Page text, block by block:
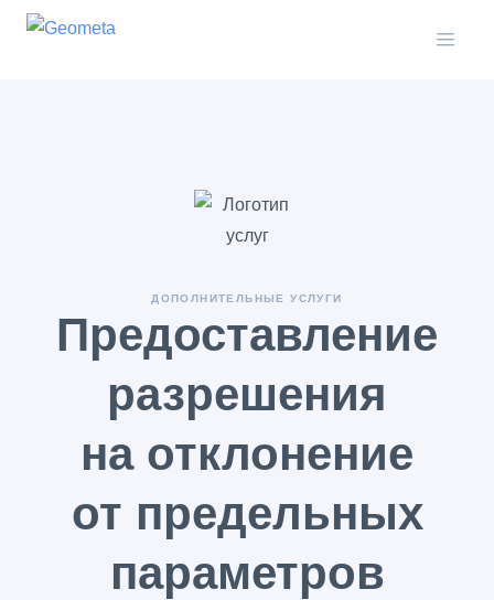
Open
ДОПОЛНИТЕЛЬНЫЕ УСЛУГИ
Предоставление
разрешения
на отклонение
от предельных
параметров